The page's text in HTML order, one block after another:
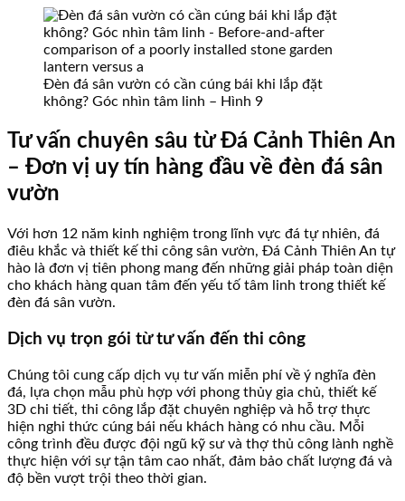
Đèn đá sân vườn có cần cúng bái khi lắp đặt
không? Góc nhìn tâm linh – Hình 9
Tư vấn chuyên sâu từ Đá Cảnh Thiên An
– Đơn vị uy tín hàng đầu về đèn đá sân
vườn
Với hơn 12 năm kinh nghiệm trong lĩnh vực đá tự nhiên, đá
điêu khắc và thiết kế thi công sân vườn, Đá Cảnh Thiên An tự
hào là đơn vị tiên phong mang đến những giải pháp toàn diện
cho khách hàng quan tâm đến yếu tố tâm linh trong thiết kế
đèn đá sân vườn.
Dịch vụ trọn gói từ tư vấn đến thi công
Chúng tôi cung cấp dịch vụ tư vấn miễn phí về ý nghĩa đèn
đá, lựa chọn mẫu phù hợp với phong thủy gia chủ, thiết kế
3D chi tiết, thi công lắp đặt chuyên nghiệp và hỗ trợ thực
hiện nghi thức cúng bái nếu khách hàng có nhu cầu. Mỗi
công trình đều được đội ngũ kỹ sư và thợ thủ công lành nghề
thực hiện với sự tận tâm cao nhất, đảm bảo chất lượng đá và
độ bền vượt trội theo thời gian.